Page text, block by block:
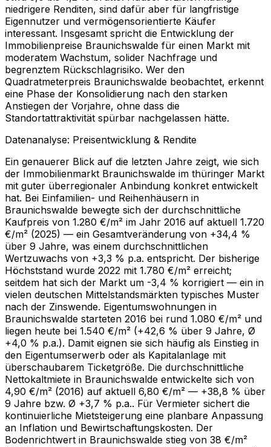
niedrigere Renditen, sind dafür aber für langfristige
Eigennutzer und vermögensorientierte Käufer
interessant. Insgesamt spricht die Entwicklung der
Immobilienpreise Braunichswalde für einen Markt mit
moderatem Wachstum, solider Nachfrage und
begrenztem Rückschlagrisiko. Wer den
Quadratmeterpreis Braunichswalde beobachtet, erkennt
eine Phase der Konsolidierung nach den starken
Anstiegen der Vorjahre, ohne dass die
Standortattraktivität spürbar nachgelassen hätte.
Datenanalyse: Preisentwicklung & Rendite
Ein genauerer Blick auf die letzten Jahre zeigt, wie sich
der Immobilienmarkt Braunichswalde im thüringer Markt
mit guter überregionaler Anbindung konkret entwickelt
hat. Bei Einfamilien- und Reihenhäusern in
Braunichswalde bewegte sich der durchschnittliche
Kaufpreis von 1.280 €/m² im Jahr 2016 auf aktuell 1.720
€/m² (2025) — ein Gesamtveränderung von +34,4 %
über 9 Jahre, was einem durchschnittlichen
Wertzuwachs von +3,3 % p.a. entspricht. Der bisherige
Höchststand wurde 2022 mit 1.780 €/m² erreicht;
seitdem hat sich der Markt um -3,4 % korrigiert — ein in
vielen deutschen Mittelstandsmärkten typisches Muster
nach der Zinswende. Eigentumswohnungen in
Braunichswalde starteten 2016 bei rund 1.080 €/m² und
liegen heute bei 1.540 €/m² (+42,6 % über 9 Jahre, Ø
+4,0 % p.a.). Damit eignen sie sich häufig als Einstieg in
den Eigentumserwerb oder als Kapitalanlage mit
überschaubarem Ticketgröße. Die durchschnittliche
Nettokaltmiete in Braunichswalde entwickelte sich von
4,90 €/m² (2016) auf aktuell 6,80 €/m² — +38,8 % über
9 Jahre bzw. Ø +3,7 % p.a.. Für Vermieter sichert die
kontinuierliche Mietsteigerung eine planbare Anpassung
an Inflation und Bewirtschaftungskosten. Der
Bodenrichtwert in Braunichswalde stieg von 38 €/m²